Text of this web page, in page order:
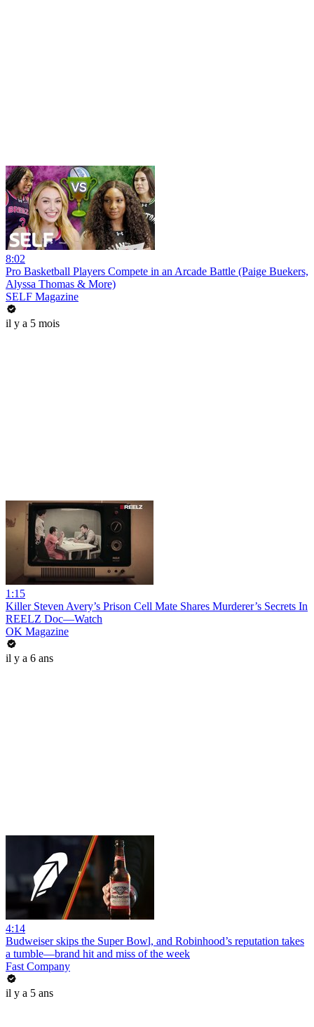
8:02
Pro Basketball Players Compete in an Arcade Battle (Paige Buekers,
Alyssa Thomas & More)
SELF Magazine
il y a 5 mois
1:15
Killer Steven Avery’s Prison Cell Mate Shares Murderer’s Secrets In
REELZ Doc—Watch
OK Magazine
il y a 6 ans
4:14
Budweiser skips the Super Bowl, and Robinhood’s reputation takes
a tumble—brand hit and miss of the week
Fast Company
il y a 5 ans